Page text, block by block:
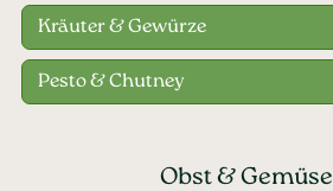
Kräuter & Gewürze
Pesto & Chutney
Obst & Gemüse